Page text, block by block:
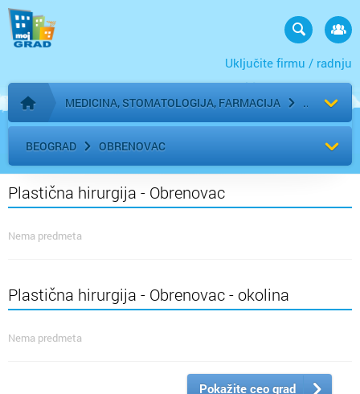
Uključite firmu / radnju
Početna stranica
MEDICINA, STOMATOLOGIJA, FARMACIJA
BEOGRAD OBRENOVAC
Plastična hirurgija - Obrenovac
Nema predmeta
Plastična hirurgija - Obrenovac - okolina
Nema predmeta
Pokažite ceo grad